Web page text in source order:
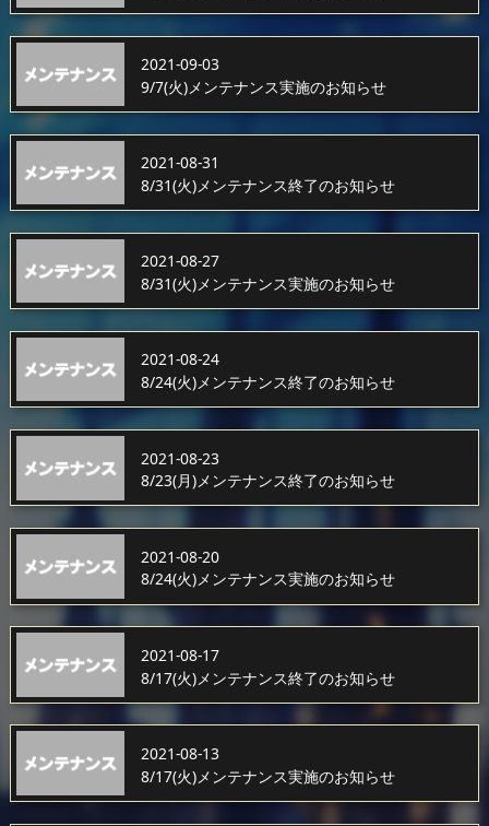
2021-09-03
9/7(火)メンテナンス実施のお知らせ
2021-08-31
8/31(火)メンテナンス終了のお知らせ
2021-08-27
8/31(火)メンテナンス実施のお知らせ
2021-08-24
8/24(火)メンテナンス終了のお知らせ
2021-08-23
8/23(月)メンテナンス終了のお知らせ
2021-08-20
8/24(火)メンテナンス実施のお知らせ
2021-08-17
8/17(火)メンテナンス終了のお知らせ
2021-08-13
8/17(火)メンテナンス実施のお知らせ